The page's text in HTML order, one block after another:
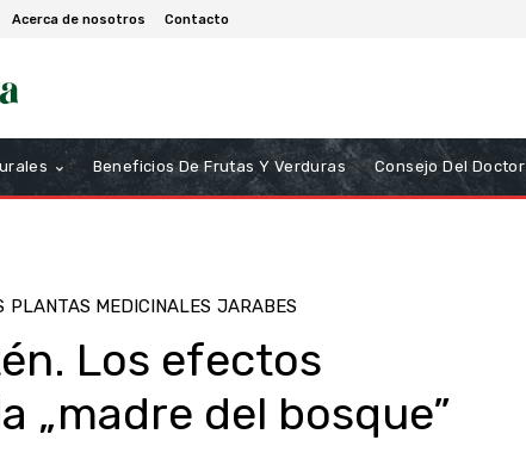
Acerca de nosotros Contacto
Beneficios De Frutas Y Verduras Consejo Del Doctor
PLANTAS MEDICINALES JARABES
Los efectos
„madre del bosque”